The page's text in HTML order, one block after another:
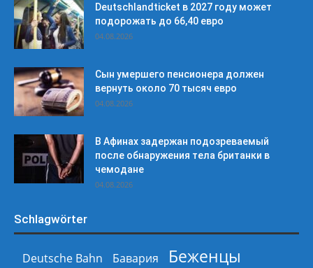
Deutschlandticket в 2027 году может
подорожать до 66,40 евро
04.08.2026
Сын умершего пенсионера должен
вернуть около 70 тысяч евро
04.08.2026
В Афинах задержан подозреваемый
после обнаружения тела британки в
чемодане
04.08.2026
Schlagwörter
Deutsche Bahn Бавария
Беженцы